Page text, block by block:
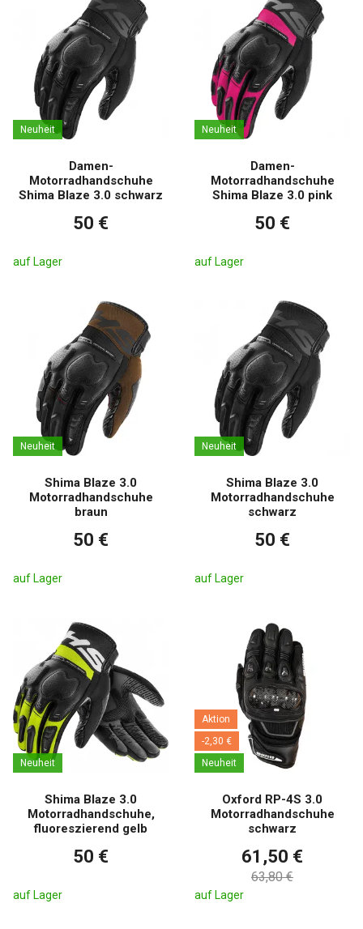
Neuheit
Damen-
Motorradhandschuhe
Shima Blaze 3.0 schwarz
50 €
auf Lager
Neuheit
Damen-
Motorradhandschuhe
Shima Blaze 3.0 pink
50 €
auf Lager
Neuheit
Shima Blaze 3.0
Motorradhandschuhe
braun
50 €
auf Lager
Neuheit
Shima Blaze 3.0
Motorradhandschuhe
schwarz
50 €
auf Lager
Neuheit
Shima Blaze 3.0
Motorradhandschuhe,
fluoreszierend gelb
50 €
auf Lager
Aktion
-2,30 €
Neuheit
Oxford RP-4S 3.0
Motorradhandschuhe
schwarz
61,50 €
63,80 €
auf Lager